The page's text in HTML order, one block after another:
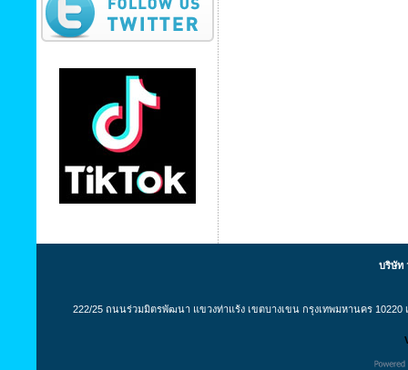
บริษัท
222/25 ถนนร่วมมิตรพัฒนา แขวงท่าแร้ง เขตบางเขน กรุงเทพมหานคร 10220